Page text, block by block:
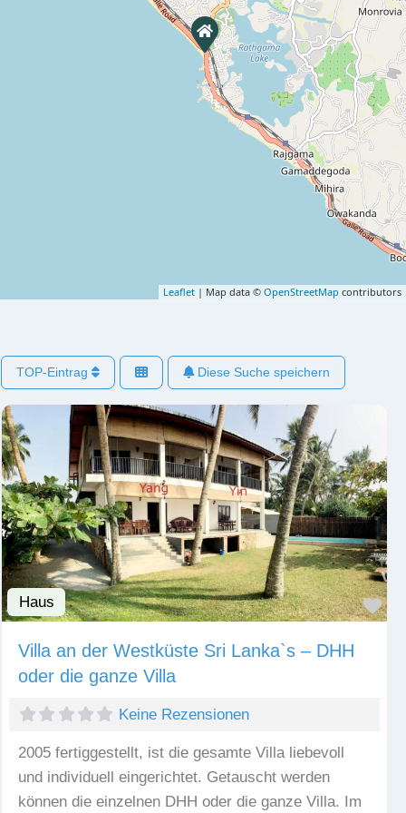
Leaflet | Map data © OpenStreetMap contributors
TOP-Eintrag Diese Suche speichern
Haus
Villa an der Westküste Sri Lanka`s – DHH
oder die ganze Villa
Keine Rezensionen
2005 fertiggestellt, ist die gesamte Villa liebevoll
und individuell eingerichtet. Getauscht werden
können die einzelnen DHH oder die ganze Villa. Im